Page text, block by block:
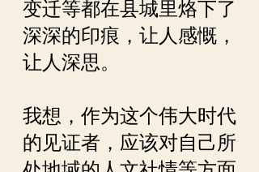
变迁等都在县城里烙下了
深深的印痕，让人感慨，
让人深思。
我想，作为这个伟大时代
的见证者，应该对自己所